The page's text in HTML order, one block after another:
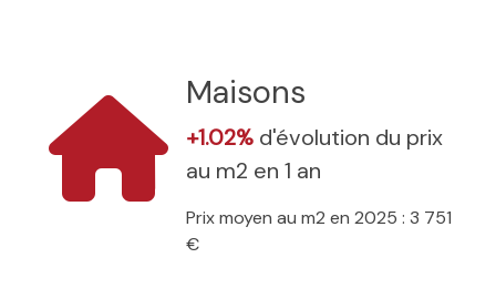
Maisons
+1.02% d'évolution du prix
au m2 en 1 an
Prix moyen au m2 en 2025 : 3 751
€